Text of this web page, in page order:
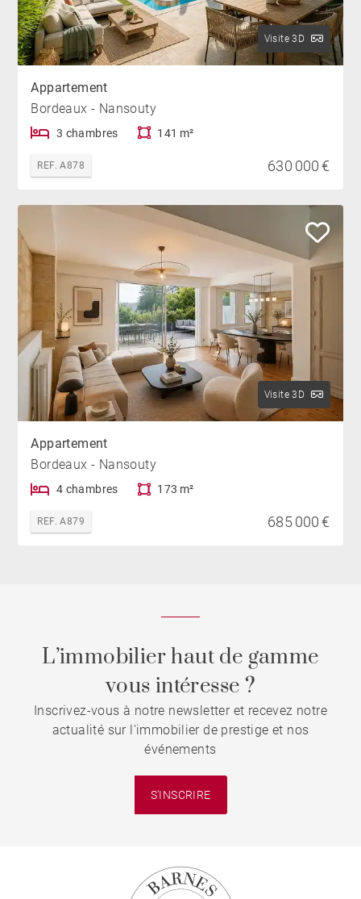
Visite 3D
Appartement
Bordeaux - Nansouty
3 chambres 141 m²
REF. A878 630 000 €
Visite 3D
Appartement
Bordeaux - Nansouty
4 chambres 173 m²
REF. A879 685 000 €
L’immobilier haut de gamme
vous intéresse ?
Inscrivez-vous à notre newsletter et recevez notre
actualité sur l'immobilier de prestige et nos
événements
S'INSCRIRE